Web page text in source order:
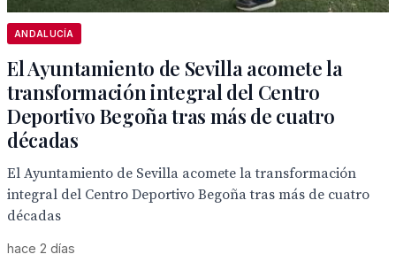
ANDALUCÍA
El Ayuntamiento de Sevilla acomete la
transformación integral del Centro
Deportivo Begoña tras más de cuatro
décadas
El Ayuntamiento de Sevilla acomete la transformación
integral del Centro Deportivo Begoña tras más de cuatro
décadas
hace 2 días